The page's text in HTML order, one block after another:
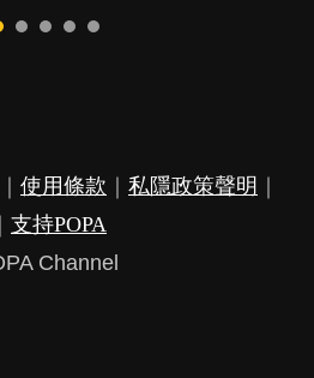
使用條款 私隱政策聲明
支持POPA
Channel